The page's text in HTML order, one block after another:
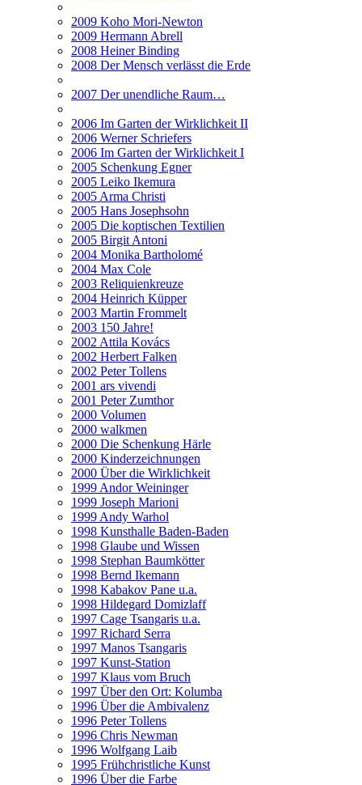
2009 Koho Mori-Newton
2009 Hermann Abrell
2008 Heiner Binding
2008 Der Mensch verlässt die Erde
2007 Der unendliche Raum…
2006 Im Garten der Wirklichkeit II
2006 Werner Schriefers
2006 Im Garten der Wirklichkeit I
2005 Schenkung Egner
2005 Leiko Ikemura
2005 Arma Christi
2005 Hans Josephsohn
2005 Die koptischen Textilien
2005 Birgit Antoni
2004 Monika Bartholomé
2004 Max Cole
2003 Reliquienkreuze
2004 Heinrich Küpper
2003 Martin Frommelt
2003 150 Jahre!
2002 Attila Kovács
2002 Herbert Falken
2002 Peter Tollens
2001 ars vivendi
2001 Peter Zumthor
2000 Volumen
2000 walkmen
2000 Die Schenkung Härle
2000 Kinderzeichnungen
2000 Über die Wirklichkeit
1999 Andor Weininger
1999 Joseph Marioni
1999 Andy Warhol
1998 Kunsthalle Baden-Baden
1998 Glaube und Wissen
1998 Stephan Baumkötter
1998 Bernd Ikemann
1998 Kabakov Pane u.a.
1998 Hildegard Domizlaff
1997 Cage Tsangaris u.a.
1997 Richard Serra
1997 Manos Tsangaris
1997 Kunst-Station
1997 Klaus vom Bruch
1997 Über den Ort: Kolumba
1996 Über die Ambivalenz
1996 Peter Tollens
1996 Chris Newman
1996 Wolfgang Laib
1995 Frühchristliche Kunst
1996 Über die Farbe